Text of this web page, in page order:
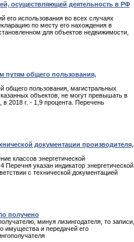
осуществляющей деятельность в РФ
его использования во всех случаях
по месту его нахождения в
для объектов недвижимости,
путям общего пользования,
общего пользования, магистральных
объектов, не могут превышать в
в 2018 г. - 1,9 процента. Перечень
документации производителя,
классов энергетической
указан индикатор энергетической
с технической документацией
получено
минуя лизингодателя, то записи,
имущества и передачей его